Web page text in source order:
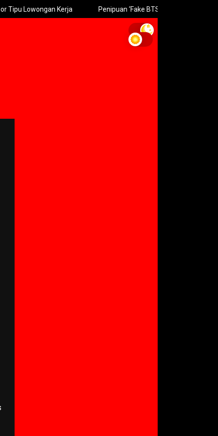
Kerja Penipuan ‘Fake BTS’ Mengintai Jatim Warga